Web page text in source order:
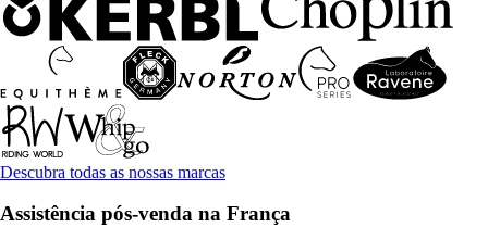
Descubra todas as nossas marcas
Assistência pós-venda na França